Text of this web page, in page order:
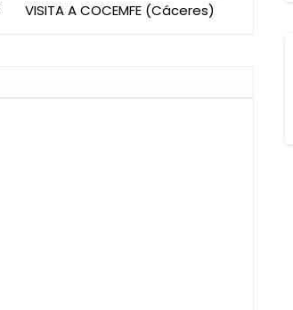
VISITA A COCEMFE (Cáceres)